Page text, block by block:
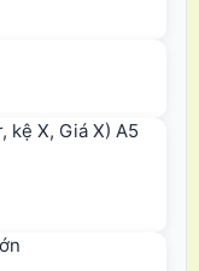
kệ X, Giá X) A5